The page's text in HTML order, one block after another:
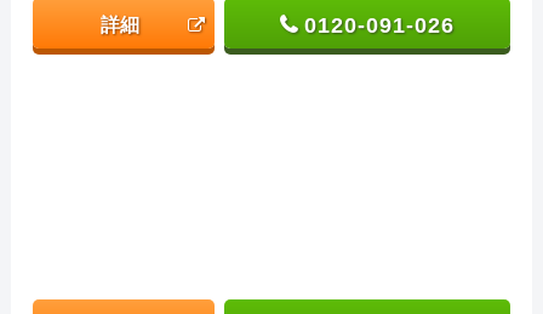
詳細 0120-091-026